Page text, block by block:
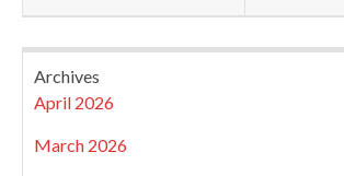
Archives
April 2026
March 2026